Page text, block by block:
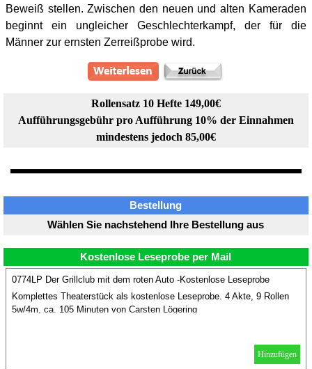
Beweiß stellen. Zwischen den neuen und alten Kameraden
beginnt ein ungleicher Geschlechterkampf, der für die
Männer zur ernsten Zerreißprobe wird.
Rollensatz 10 Hefte 149,00€
Aufführungsgebühr pro Aufführung 10% der Einnahmen
mindestens jedoch 85,00€
Bestellung
Wählen Sie nachstehend Ihre Bestellung aus
Kostenlose Leseprobe per Mail
0774LP Der Grillclub mit dem roten Auto -Kostenlose Leseprobe
Komplettes Theaterstück als kostenlose Leseprobe. 4 Akte, 9 Rollen
5w/4m, ca. 105 Minuten von Carsten Lögering
Hinzufügen